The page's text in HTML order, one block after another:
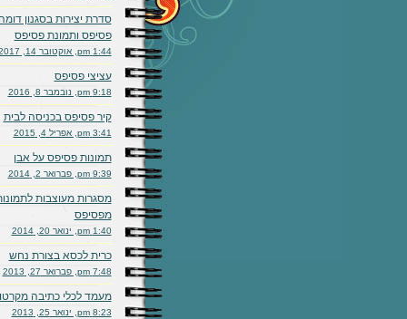
סדרת יצירות בסגנון
פסיפס ותמונת פסיפס
1:44 pm, אוקטובר 14, 2017
עציצי פסיפס
9:18 pm, נובמבר 8, 2016
קיר פסיפס בכניסה לבית
3:41 pm, אפריל 4, 2015
תמונות פסיפס על אבן
9:39 pm, פברואר 2, 2014
מסגרות מעוצבות
מפסיפס
1:40 pm, ינואר 20, 2014
כרית לכסא בצורת נחש
7:48 pm, פברואר 27, 2013
מעמד לכלי כתיבה
8:23 pm, ינואר 25, 2013